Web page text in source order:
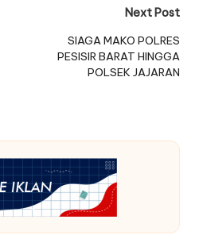
Next Post
SIAGA MAKO POLRES
PESISIR BARAT HINGGA
POLSEK JAJARAN